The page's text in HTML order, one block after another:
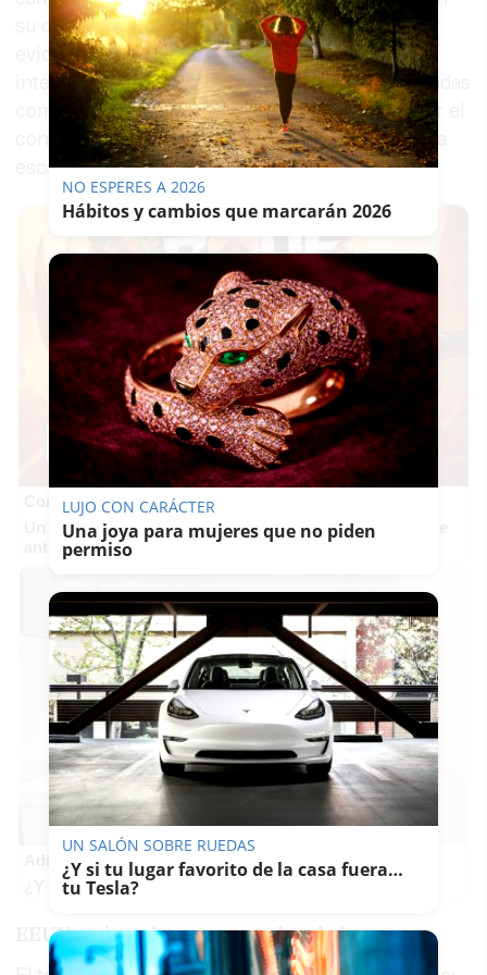
su comunicado, advierte de que 2026 ha
evidenciado la transformación de las
intervenciones internacionales —antes justificadas
como humanitarias— en una disputa abierta por el
control de recursos energéticos y estratégicos a
escala global.
Corepunk MMORPG
Un verdadero MMORPG de la vieja escuela ¡Cómo los de
antes, pero mejor!
Adiós a la cal del baño
¿Y si pudieras eliminar la cal del baño sin esfuerzo?
EEUU quiere imponer su dominio
NO ESPERES A 2026
Hábitos y cambios que marcarán 2026
LUJO CON CARÁCTER
Una joya para mujeres que no piden
permiso
UN SALÓN SOBRE RUEDAS
¿Y si tu lugar favorito de la casa fuera…
tu Tesla?